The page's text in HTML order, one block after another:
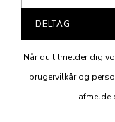
DELTAG
Når du tilmelder dig
brugervilkår og
afmelde